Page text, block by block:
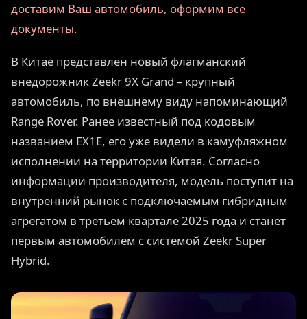
доставим Ваш автомобиль, оформим все
документы.
В Китае представлен новый флагманский
внедорожник Zeekr 9X Grand – крупный
автомобиль, по внешнему виду напоминающий
Range Rover. Ранее известный под кодовым
названием EX1E, его уже видели в камуфляжном
исполнении на территории Китая. Согласно
информации производителя, модель поступит на
внутренний рынок с подключаемым гибридным
агрегатом в третьем квартале 2025 года и станет
первым автомобилем с системой Zeekr Super
Hybrid.